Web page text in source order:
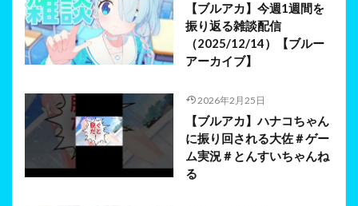
【ブルアカ】今週1週間を
振り返る雑談配信
（2025/12/14）【ブルー
アーカイブ】
2026年2月25日
【ブルアカ】ハナコちゃん
に振り回される大佐＃ゲー
ム実況＃とんすいちゃんね
る